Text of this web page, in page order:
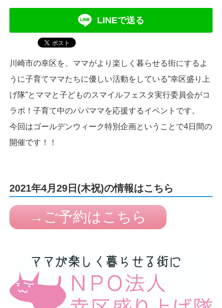
LINEで送る
川崎市の幸区を、ママがより楽しく暮らせる街にするよ
うに子育てママたちに優しい活動をしている”幸区盛り上
げ隊”とママと子どものスマイルフェスタ実行委員会がコ
ラボ！子育て中のパパママを応援するイベントです。
今回はゴールデンウィーク特別企画ということで4日間の
開催です！！
2021年4月29日(木祝)の情報はこちら
→ご予約はこちら